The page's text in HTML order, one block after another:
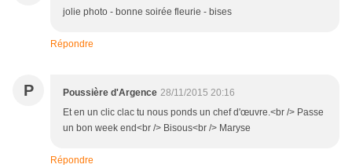
jolie photo - bonne soirée fleurie - bises
Répondre
P Poussière d'Argence 28/11/2015 20:16
Et en un clic clac tu nous ponds un chef d'œuvre.<br /> Passe
un bon week end<br /> Bisous<br /> Maryse
Répondre